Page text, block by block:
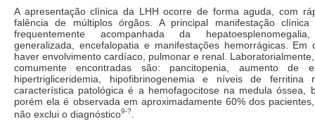
A apresentação clínica da LHH ocorre de forma aguda, com
falência de múltiplos órgãos. A principal manifestação
frequentemente acompanhada da hepatoesplenomegalia,
generalizada, encefalopatia e manifestações hemorrágicas. Em
haver envolvimento cardíaco, pulmonar e renal.
comumente encontradas são: pancitopenia, aumento de
hipertrigliceridemia, hipofibrinogenemia e níveis de ferritina
característica patológica é a hemofagocitose na medula óssea,
porém ela é observada em aproximadamente 60% dos
não exclui o diagnóstico9-?